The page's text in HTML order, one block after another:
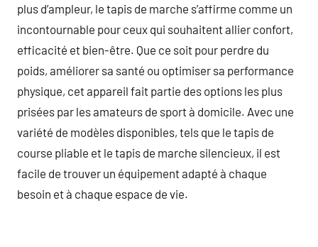
plus d’ampleur, le tapis de marche s’affirme comme un
incontournable pour ceux qui souhaitent allier confort,
efficacité et bien-être. Que ce soit pour perdre du
poids, améliorer sa santé ou optimiser sa performance
physique, cet appareil fait partie des options les plus
prisées par les amateurs de sport à domicile. Avec une
variété de modèles disponibles, tels que le tapis de
course pliable et le tapis de marche silencieux, il est
facile de trouver un équipement adapté à chaque
besoin et à chaque espace de vie.